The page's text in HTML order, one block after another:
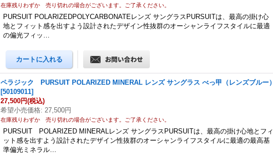
在庫残りわずか 売り切れの場合がございます。ご了承ください。
PURSUIT POLARIZEDPOLYCARBONATEレンズ サングラスPURSUITは、最高の掛け心
地とフィット感を出すよう設計されたデザイン性抜群のオーシャンライフスタイルに最適
の偏光フィッ…
ペラジック PURSUIT POLARIZED MINERAL レンズ サングラス べっ甲（レンズブルー）
[50109011]
27,500円(税込)
希望小売価格: 27,500円
在庫残りわずか 売り切れの場合がございます。ご了承ください。
PURSUIT POLARIZED MINERALレンズ サングラスPURSUITは、最高の掛け心地とフィ
ット感を出すよう設計されたデザイン性抜群のオーシャンライフスタイルに最適の最高基
準偏光ミネラル…